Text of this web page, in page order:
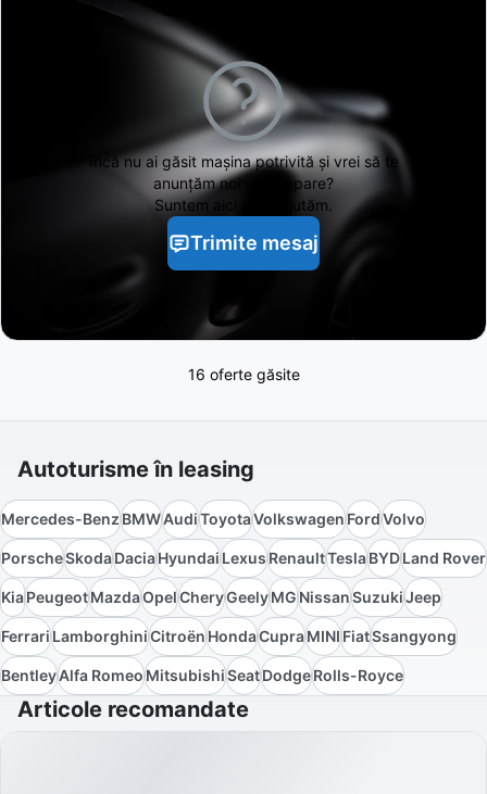
Încă nu ai găsitmașina potrivită și vrei să te
anunțăm noi când apare?
Suntem aici să te ajutăm.
Trimite mesaj
16 oferte găsite
Autoturisme în leasing
Mercedes-BenzBMWAudiToyotaVolkswagenFordVolvo
PorscheSkodaDaciaHyundaiLexusRenaultTeslaBYDLand Rover
KiaPeugeotMazdaOpelCheryGeelyMGNissanSuzukiJeep
FerrariLamborghiniCitroënHondaCupraMINIFiatSsangyong
BentleyAlfa RomeoMitsubishiSeatDodgeRolls-Royce
Articole recomandate